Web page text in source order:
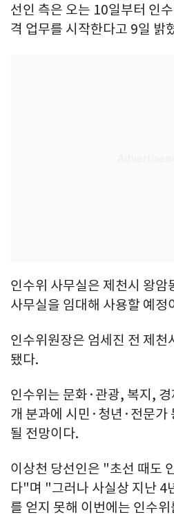
선인 측은 오는 10일부터 인
격 업무를 시작한다고 9일 밝
인수위 사무실은 제천시 왕암
사무실을 임대해 사용할 예정
인수위원장은 엄세진 전 제천
됐다.
인수위는 문화·관광, 복지,
개 분과에 시민·청년·전문가
될 전망이다.
이상천 당선인은 "초선 때도
다"며 "그러나 사실상 지난 4
를 얻지 못해 이번에는 인수